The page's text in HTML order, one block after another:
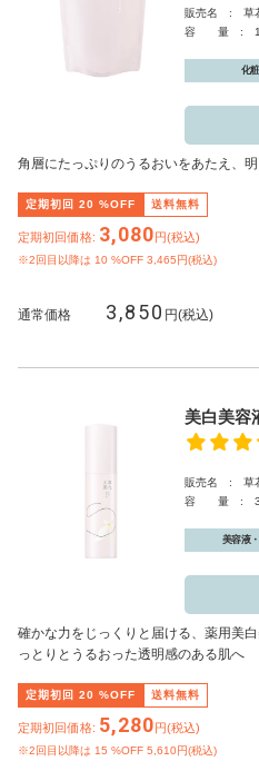
販売名 : 草
容 量 :
化
角層にたっぷりのうるおいをあたえ、
定期初回 20 %OFF 送料無料
定期初回価格: 3,080円(税込)
※2回目以降は 10 %OFF 3,465円(税込)
通常価格 3,850 円(税込)
美白美容
販売名 : 草
容 量 :
美容液
確かな力をじっくりと届ける、薬用美
っとりとうるおった透明感のある肌へ
定期初回 20 %OFF 送料無料
定期初回価格: 5,280円(税込)
※2回目以降は 15 %OFF 5,610円(税込)